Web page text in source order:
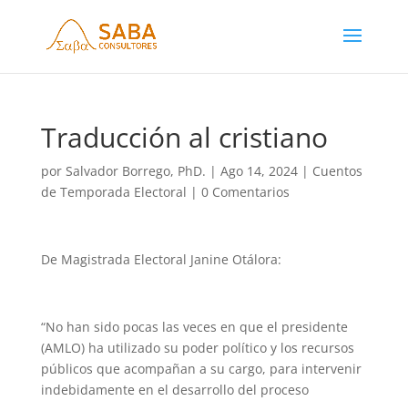
Traducción al cristiano
por Salvador Borrego, PhD. | Ago 14, 2024| Cuentos
de Temporada Electoral | 0 Comentarios
De Magistrada Electoral Janine Otálora:
“No han sido pocas las veces en que el presidente
(AMLO) ha utilizado su poder político y los recursos
públicos que acompañan a su cargo, para intervenir
indebidamente en el desarrollo del proceso